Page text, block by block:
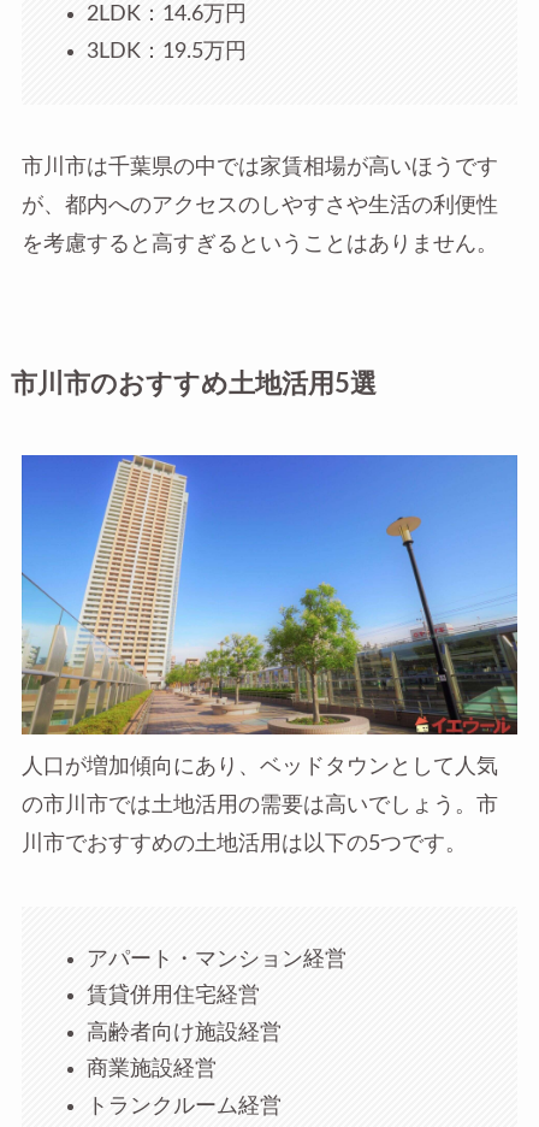
2LDK：14.6万円
3LDK：19.5万円
市川市は千葉県の中では家賃相場が高いほうです
が、都内へのアクセスのしやすさや生活の利便性
を考慮すると高すぎるということはありません。
市川市のおすすめ土地活用5選
人口が増加傾向にあり、ベッドタウンとして人気
の市川市では土地活用の需要は高いでしょう。市
川市でおすすめの土地活用は以下の5つです。
アパート・マンション経営
賃貸併用住宅経営
高齢者向け施設経営
商業施設経営
トランクルーム経営